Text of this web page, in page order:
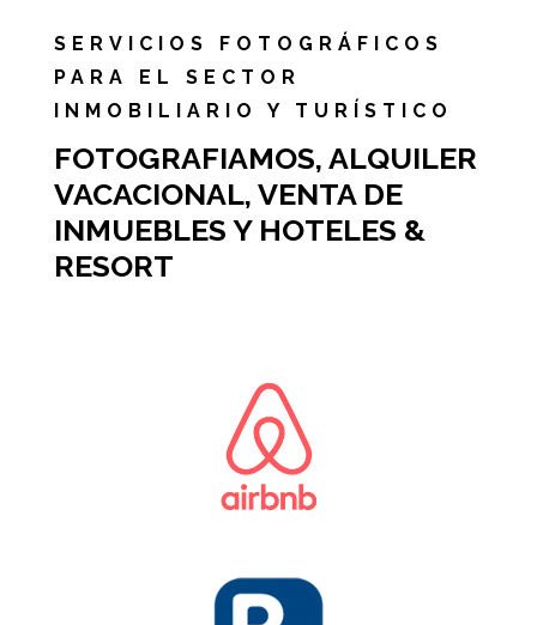
SERVICIOS FOTOGRÁFICOS
PARA EL SECTOR
INMOBILIARIO Y TURÍSTICO
FOTOGRAFIAMOS, ALQUILER
VACACIONAL, VENTA DE
INMUEBLES Y HOTELES &
RESORT